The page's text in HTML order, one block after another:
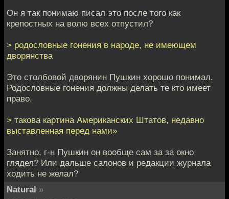
Он я так понимаю писал это после того как
крепостных на волю всех отпустил?
> родословные гонения в народе, не имеющем
дворянства
Это столбовой дворянин Пушкин хорошо понимал.
Родословные гонения должны делать те кто имеет
право.
> такова картина Американских Штатов, недавно
выставленная перед нами»
Занятно, г-н Пушкин он вообще сам за за окно
глядел? Или дальше салонов и редакции журнала
ходить не желал?
Natural »